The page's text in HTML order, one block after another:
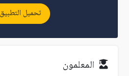
تحميل التطبيق
المعلمون